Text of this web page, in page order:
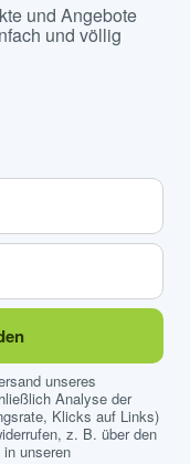
und Angebote
und völlig
unseres
Analyse der
Klicks auf Links)
z. B. über den
unseren